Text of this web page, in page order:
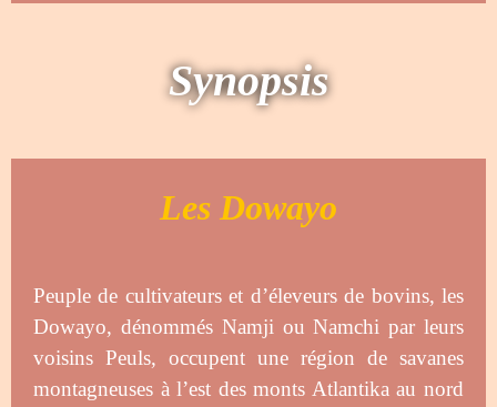
Synopsis
Les Dowayo
Peuple de cultivateurs et d’éleveurs de bovins, les
Dowayo, dénommés Namji ou Namchi par leurs
voisins Peuls, occupent une région de savanes
montagneuses à l’est des monts Atlantika au nord